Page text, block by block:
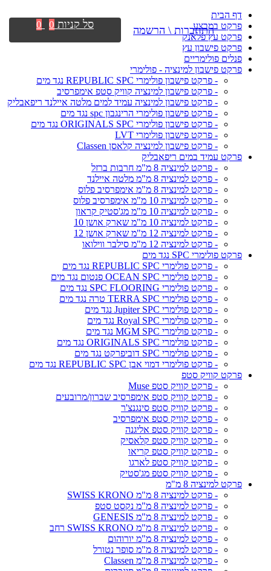
דף הבית
פרקט במבצע
פרקט עץ פלאנק
פרקט פישבון עץ
פנלים פולימריים
פרקט פישבון למינציה - פולימרי
- פרקט פישבון פולימרי REPUBLIC SPC נגד מים
- פרקט פישבון למינציה קוויק סטפ אימפרסיב
- פרקט פישבון למינציה עמיד למים מלטה איילנד ריפאבליק
- פרקט פישבון פולימרי הרינגבון spc נגד מים
- פרקט פישבון פולימרי ORIGINALS SPC נגד מים
- פרקט פישבון פולימרי LVT
- פרקט פישבון למינציה קלאסן Classen
פרקט עמיד במים ריפאבליק
- פרקט למינציה 8 מ"מ חרבות ברזל
- פרקט למינציה 8 מ"מ מלטה איילנד
- פרקט למינציה 8 מ"מ אימפרסיב פלוס
- פרקט למינציה 10 מ"מ אימפרסיב פלוס
- פרקט למינציה 10 מ"מ מג'סטיק קראון
- פרקט למינציה 10 מ"מ שארק אושן 10
- פרקט למינציה 12 מ"מ שארק אושן 12
- פרקט למינציה 12 מ"מ סילבר ווילואו
פרקט פולימרי SPC נגד מים
- פרקט פולימרי REPUBLIC SPC נגד מים
- פרקט פולימרי OCEAN SPC פנטום נגד מים
- פרקט פולימרי SPC FLOORING נגד מים
- פרקט פולימרי TERRA SPC טרה נגד מים
- פרקט פולימרי Jupiter SPC נגד מים
- פרקט פולימרי Royal SPC נגד מים
- פרקט פולימרי MGM SPC נגד מים
- פרקט פולימרי ORIGINALS SPC נגד מים
- פרקט פולימרי SPC דוביפרקט נגד מים
- פרקט פולימרי דמוי אבן REPUBLIC SPC נגד מים
פרקט קוויק סטפ
- פרקט קוויק סטפ Muse
- פרקט קוויק סטפ אימפרסיב שברון/מרובעים
- פרקט קוויק סטפ סינגנצ'ר
- פרקט קוויק סטפ אימפרסיב
- פרקט קוויק סטפ אליגנה
- פרקט קוויק סטפ קלאסיק
- פרקט קוויק סטפ קריאו
- פרקט קוויק סטפ לארגו
- פרקט קוויק סטפ מג'סטיק
פרקט למינציה 8 מ"מ
- פרקט למינציה 8 מ"מ SWISS KRONO
- פרקט למינציה 8 מ"מ נקסט סטפ
- פרקט למינציה 8 מ"מ GENESIS
- פרקט למינציה 8 מ"מ SWISS KRONO רחב
- פרקט למינציה 8 מ"מ יורוהום
- פרקט למינציה 8 מ"מ סופר נטורל
- פרקט למינציה 8 מ"מ Classen
התחברות \ הרשמה סל קניות 0
0